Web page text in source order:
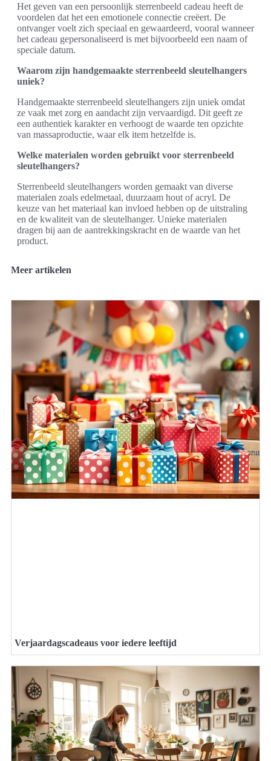
Het geven van een persoonlijk sterrenbeeld cadeau heeft de
voordelen dat het een emotionele connectie creëert. De
ontvanger voelt zich speciaal en gewaardeerd, vooral wanneer
het cadeau gepersonaliseerd is met bijvoorbeeld een naam of
speciale datum.
Waarom zijn handgemaakte sterrenbeeld sleutelhangers
uniek?
Handgemaakte sterrenbeeld sleutelhangers zijn uniek omdat
ze vaak met zorg en aandacht zijn vervaardigd. Dit geeft ze
een authentiek karakter en verhoogt de waarde ten opzichte
van massaproductie, waar elk item hetzelfde is.
Welke materialen worden gebruikt voor sterrenbeeld
sleutelhangers?
Sterrenbeeld sleutelhangers worden gemaakt van diverse
materialen zoals edelmetaal, duurzaam hout of acryl. De
keuze van het materiaal kan invloed hebben op de uitstraling
en de kwaliteit van de sleutelhanger. Unieke materialen
dragen bij aan de aantrekkingskracht en de waarde van het
product.
Meer artikelen
Verjaardagscadeaus voor iedere leeftijd